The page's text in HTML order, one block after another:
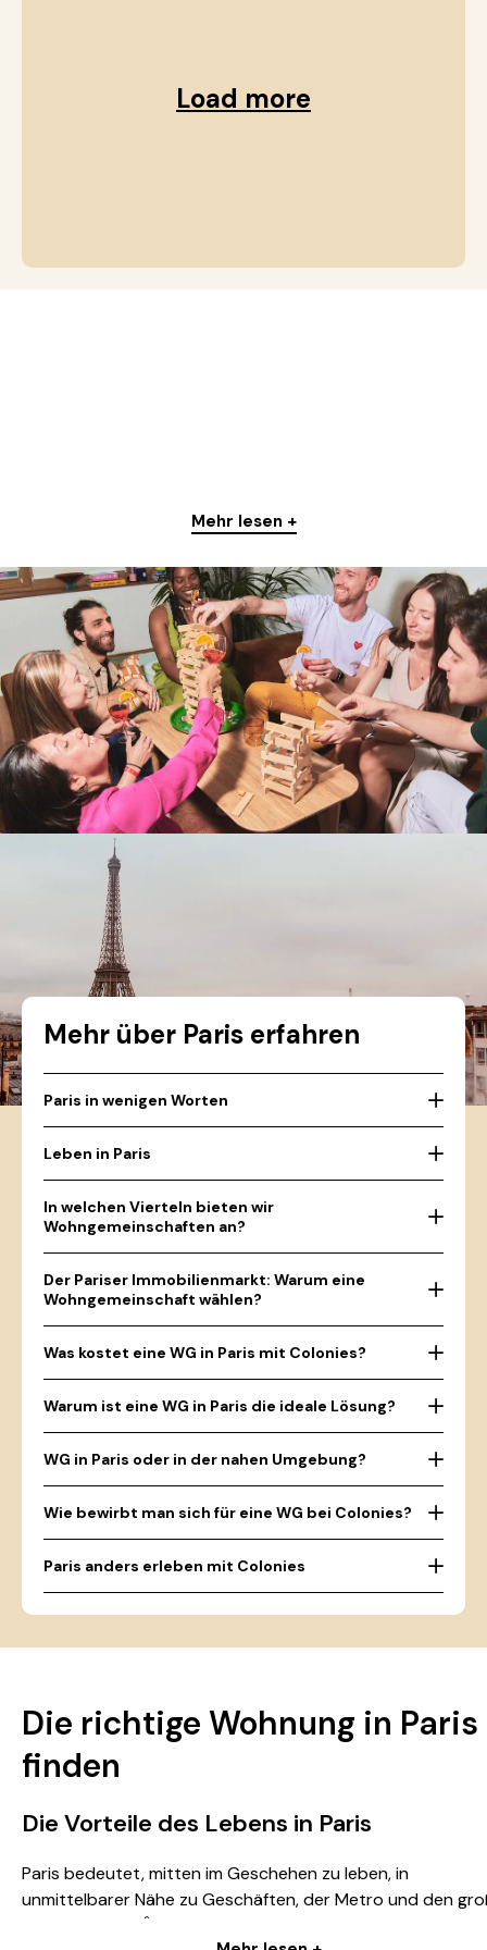
Load more
Mehr lesen +
Mehr über Paris erfahren
Paris in wenigen Worten
Leben in Paris
In welchen Vierteln bieten wir
Wohngemeinschaften an?
Der Pariser Immobilienmarkt: Warum eine
Wohngemeinschaft wählen?
Was kostet eine WG in Paris mit Colonies?
Warum ist eine WG in Paris die ideale Lösung?
WG in Paris oder in der nahen Umgebung?
Wie bewirbt man sich für eine WG bei Colonies?
Paris anders erleben mit Colonies
Die richtige Wohnung in Paris
finden
Die Vorteile des Lebens in Paris
Paris bedeutet, mitten im Geschehen zu leben, in
unmittelbarer Nähe zu Geschäften, der Metro und den
Linien, die ganz Île-de-France erschließen. Ob Sie ein